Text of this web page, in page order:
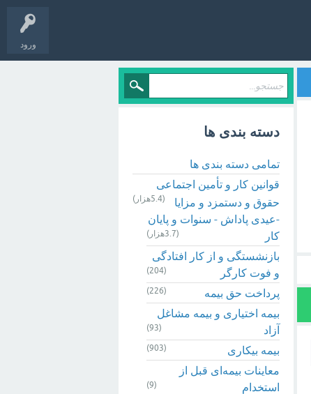
ورود
دسته بندی ها
تمامی دسته بندی ها
قوانین کار و تأمین اجتماعی
(5.4هزار)
حقوق و دستمزد و مزایا
-عیدی پاداش - سنوات و پایان
کار
(3.7هزار)
بازنشستگی و از کار افتادگی
و فوت کارگر
(204)
پرداخت حق بیمه (226)
بیمه اختیاری و بیمه مشاغل
آزاد
(93)
بیمه بیکاری (903)
معاینات بیمه‌ای قبل از
استخدام
(9)